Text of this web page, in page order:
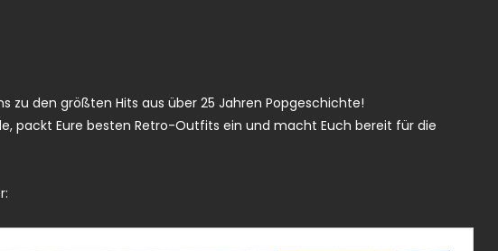
zu den größten Hits aus über 25 Jahren Popgeschichte!
packt Eure besten Retro-Outfits ein und macht Euch bereit für die